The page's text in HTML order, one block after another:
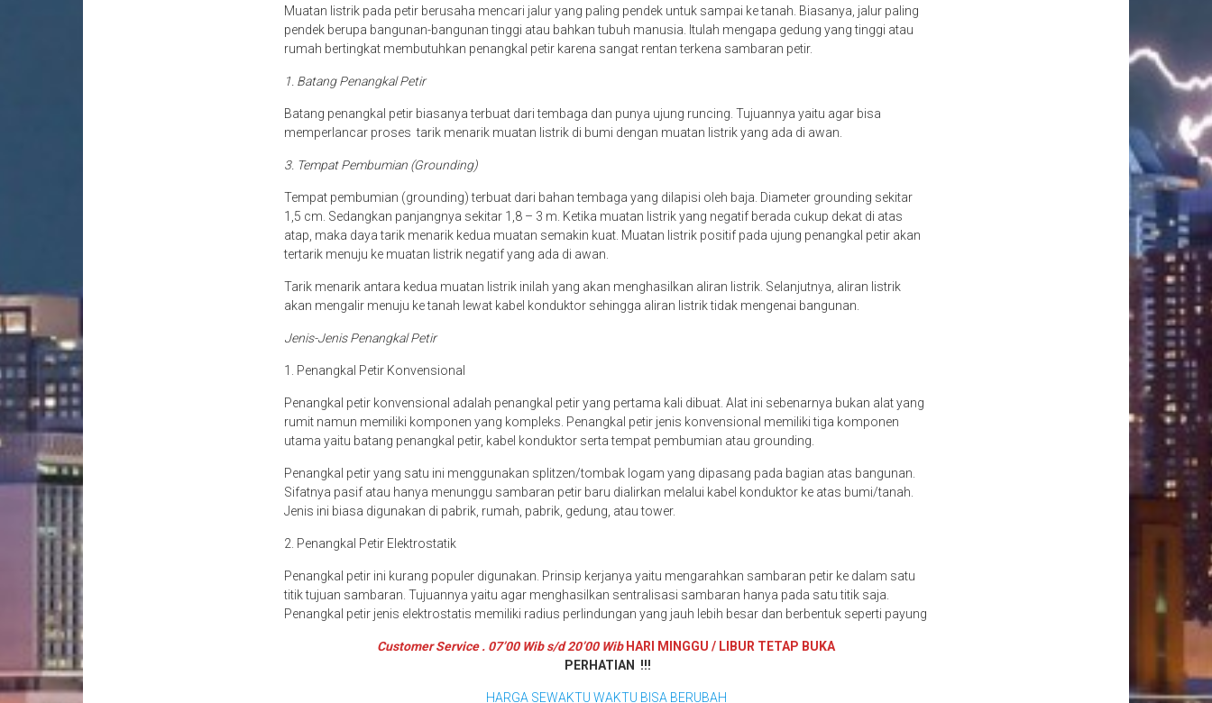
Muatan listrik pada petir berusaha mencari jalur yang paling pendek untuk sampai ke tanah. Biasanya, jalur paling
pendek berupa bangunan-bangunan tinggi atau bahkan tubuh manusia. Itulah mengapa gedung yang tinggi atau
rumah bertingkat membutuhkan penangkal petir karena sangat rentan terkena sambaran petir.
1. Batang Penangkal Petir
Batang penangkal petir biasanya terbuat dari tembaga dan punya ujung runcing. Tujuannya yaitu agar bisa
memperlancar proses tarik menarik muatan listrik di bumi dengan muatan listrik yang ada di awan.
3. Tempat Pembumian (Grounding)
Tempat pembumian (grounding) terbuat dari bahan tembaga yang dilapisi oleh baja. Diameter grounding sekitar
1,5 cm. Sedangkan panjangnya sekitar 1,8 – 3 m. Ketika muatan listrik yang negatif berada cukup dekat di atas
atap, maka daya tarik menarik kedua muatan semakin kuat. Muatan listrik positif pada ujung penangkal petir akan
tertarik menuju ke muatan listrik negatif yang ada di awan.
Tarik menarik antara kedua muatan listrik inilah yang akan menghasilkan aliran listrik. Selanjutnya, aliran listrik
akan mengalir menuju ke tanah lewat kabel konduktor sehingga aliran listrik tidak mengenai bangunan.
Jenis-Jenis Penangkal Petir
1. Penangkal Petir Konvensional
Penangkal petir konvensional adalah penangkal petir yang pertama kali dibuat. Alat ini sebenarnya bukan alat yang
rumit namun memiliki komponen yang kompleks. Penangkal petir jenis konvensional memiliki tiga komponen
utama yaitu batang penangkal petir, kabel konduktor serta tempat pembumian atau grounding.
Penangkal petir yang satu ini menggunakan splitzen/tombak logam yang dipasang pada bagian atas bangunan.
Sifatnya pasif atau hanya menunggu sambaran petir baru dialirkan melalui kabel konduktor ke atas bumi/tanah.
Jenis ini biasa digunakan di pabrik, rumah, pabrik, gedung, atau tower.
2. Penangkal Petir Elektrostatik
Penangkal petir ini kurang populer digunakan. Prinsip kerjanya yaitu mengarahkan sambaran petir ke dalam satu
titik tujuan sambaran. Tujuannya yaitu agar menghasilkan sentralisasi sambaran hanya pada satu titik saja.
Penangkal petir jenis elektrostatis memiliki radius perlindungan yang jauh lebih besar dan berbentuk seperti payung
Customer Service . 07’00 Wib s/d 20’00 WibHARI MINGGU / LIBUR TETAP BUKA
PERHATIAN !!!
HARGA SEWAKTU WAKTU BISA BERUBAH